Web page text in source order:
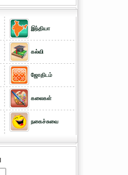
இந்தியா
கல்வி
ஜோதிடம்
கலைகள்
நகைச்சுவை